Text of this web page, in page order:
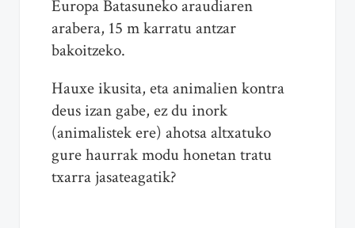
Europa Batasuneko araudiaren
arabera, 15 m karratu antzar
bakoitzeko.
Hauxe ikusita, eta animalien kontra
deus izan gabe, ez du inork
(animalistek ere) ahotsa altxatuko
gure haurrak modu honetan tratu
txarra jasateagatik?